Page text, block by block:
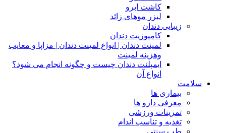
کاشت ابرو
لیزر موهای زائد
زیبایی دندان
کامپوزیت دندان
لمینت دندان | انواع لمینت دندان | مزاپا و معایب
وهزینه لمینت
ایمپلنت دندان چیست و چگونه انجام می شود؟
انواع آن
سلامت
بیماری ها
معرفی دارو ها
تمرینات ورزشی
تغذیه و تناسب اندام
طب سنتی